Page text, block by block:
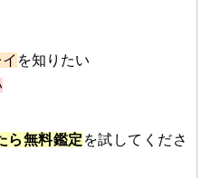
を知りたい
ら無料鑑定 を試してくださ